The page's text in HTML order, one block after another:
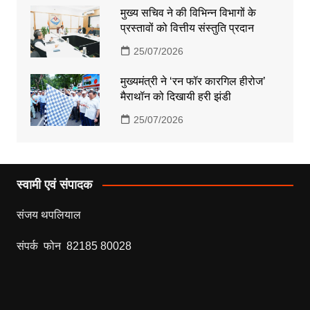
मुख्य सचिव ने की विभिन्न विभागों के
प्रस्तावों को वित्तीय संस्तुति प्रदान
25/07/2026
मुख्यमंत्री ने ‘रन फॉर कारगिल हीरोज’
मैराथॉन को दिखायी हरी झंडी
25/07/2026
स्वामी एवं संपादक
संजय थपलियाल
संपर्क फोन 82185 80028